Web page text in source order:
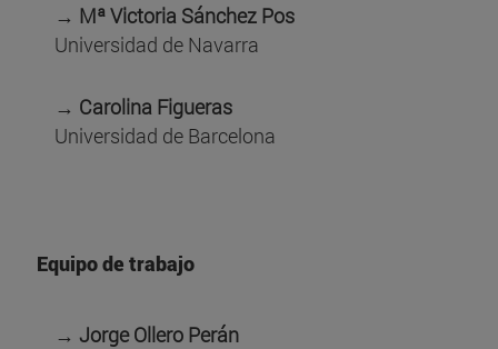
→ Mª Victoria Sánchez Pos
Universidad de Navarra
→ Carolina Figueras
Universidad de Barcelona
Equipo de trabajo
→ Jorge Ollero Perán